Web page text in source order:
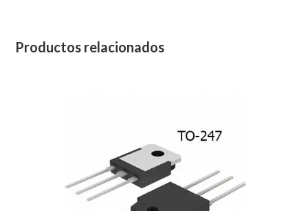
Productos relacionados